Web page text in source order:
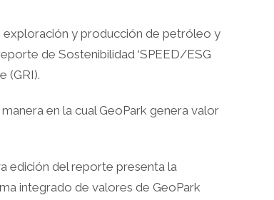
exploración y producción de petróleo y
de Sostenibilidad ‘SPEED/ESG
(GRI).
en la cual GeoPark genera valor
edición del reporte presenta la
integrado de valores de GeoPark